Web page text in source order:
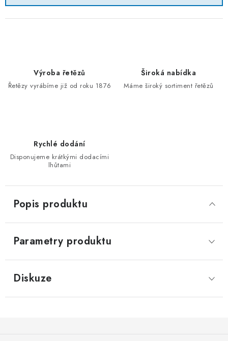
Výroba řetězů
Řetězy vyrábíme již od roku 1876
Široká nabídka
Máme široký sortiment řetězů
Rychlé dodání
Disponujeme krátkými dodacími
lhůtami
Popis produktu
Parametry produktu
Diskuze